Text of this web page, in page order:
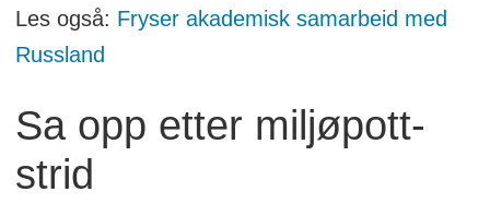
Les også: Fryser akademisk samarbeid med
Russland
Sa opp etter miljøpott-
strid